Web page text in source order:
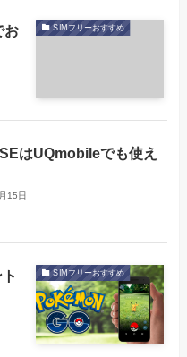
SIMフリーおすすめ
お
はUQmobileでも使え
15日
SIMフリーおすすめ